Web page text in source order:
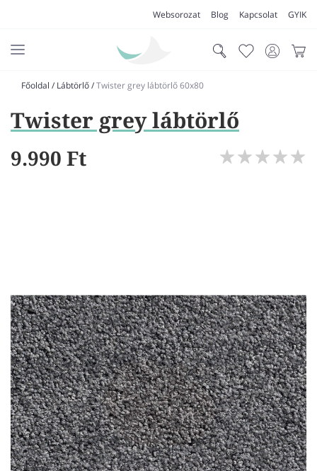
Websorozat Blog Kapcsolat GYIK
AKCIÓK
SZŐNYEG
FUTÓSZŐNYEG
LÁBTÖRLŐ
FÜRDŐSZOBA SZŐNYEG
AJÁNDÉK ÖTLETEK
VINYL FALBURKOLAT
Főoldal / Lábtörlő/Twister grey lábtörlő 60x80
Twister grey lábtörlő
9.990 Ft